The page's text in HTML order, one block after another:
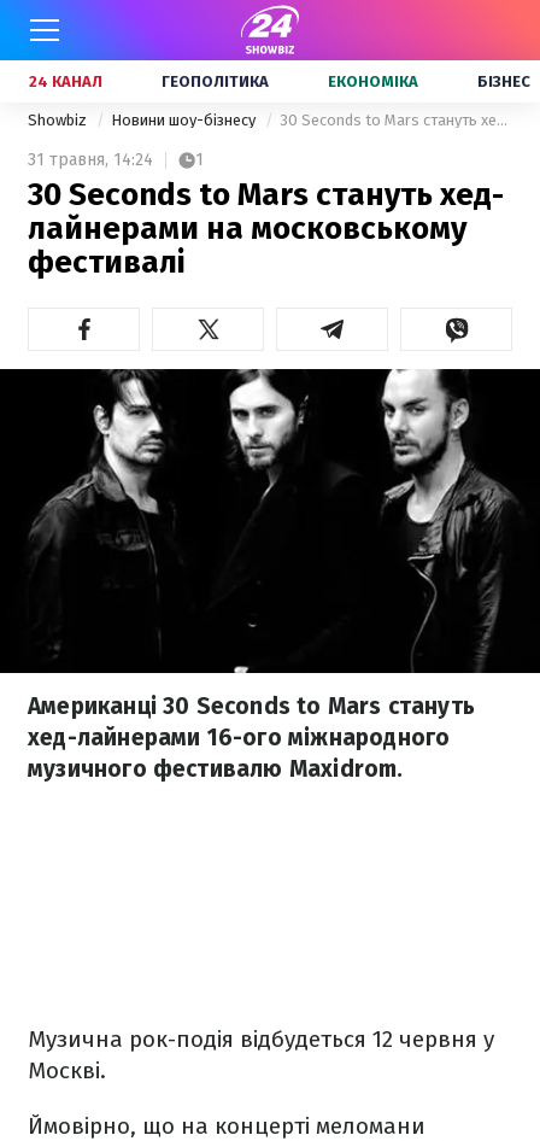
24 КАНАЛ ГЕОПОЛІТИКА ЕКОНОМІКА БІЗНЕС
Showbiz Новини шоу-бізнесу 30 Seconds to Mars стануть хед-лайнерами на московському фестивалі
31 травня, 14:24 1
30 Seconds to Mars стануть хед-
лайнерами на московському
фестивалі
Американці 30 Seconds to Mars стануть
хед-лайнерами 16-ого міжнародного
музичного фестивалю Maxidrom.
Музична рок-подія відбудеться 12 червня у
Москві.
Ймовірно, що на концерті меломани